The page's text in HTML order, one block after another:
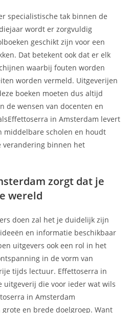
specialistische tak binnen de
wordt er zorgvuldig
geschikt zijn voor een
Dat betekent ook dat er elk
waarbij fouten worden
worden vermeld. Uitgeverijen
boeken moeten dus altijd
de wensen van docenten en
in Amsterdam levert
middelbare scholen en houdt
verandering binnen het
zorgt dat je
wereld
doen zal het je duidelijk zijn
en informatie beschikbaar
uitgevers ook een rol in het
in de vorm van
tijds lectuur. Effettoserra in
uitgeverij die voor ieder wat wils
in Amsterdam
en brede doelgroep. Want